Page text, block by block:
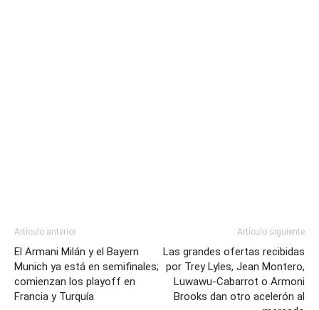
Artículo anterior
El Armani Milán y el Bayern
Munich ya está en semifinales;
comienzan los playoff en
Francia y Turquía
Artículo siguiente
Las grandes ofertas recibidas
por Trey Lyles, Jean Montero,
Luwawu-Cabarrot o Armoni
Brooks dan otro acelerón al